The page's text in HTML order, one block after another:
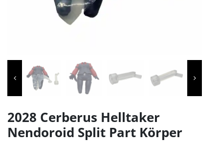
2028 Cerberus Helltaker
Nendoroid Split Part Körper